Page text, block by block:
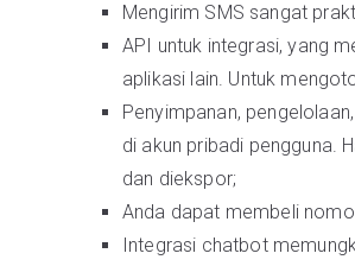
Mengirim SMS sangat
API untuk integrasi, yang
aplikasi lain. Untuk
Penyimpanan,
di akun pribadi pengguna.
dan diekspor;
Anda dapat membeli
Integrasi chatbot